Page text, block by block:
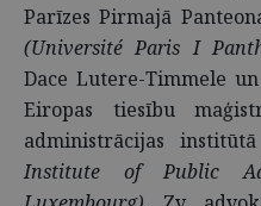
Parīzes Pirmajā
(Université Paris I
Dace Lutere-Timmele
Eiropas tiesību
administrācijas
Institute of Public